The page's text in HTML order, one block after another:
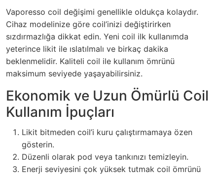
Vaporesso coil değişimi genellikle oldukça kolaydır.
Cihaz modelinize göre coil’inizi değiştirirken
sızdırmazlığa dikkat edin. Yeni coil ilk kullanımda
yeterince likit ile ıslatılmalı ve birkaç dakika
beklenmelidir. Kaliteli coil ile kullanım ömrünü
maksimum seviyede yaşayabilirsiniz.
Ekonomik ve Uzun Ömürlü Coil
Kullanım İpuçları
Likit bitmeden coil’i kuru çalıştırmamaya özen
gösterin.
Düzenli olarak pod veya tankınızı temizleyin.
Enerji seviyesini çok yüksek tutmak coil ömrünü